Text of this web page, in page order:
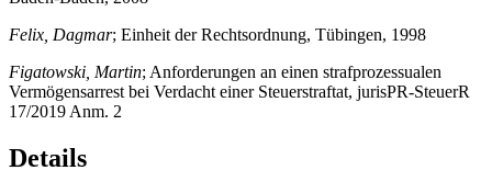
Felix, Dagmar; Einheit der Rechtsordnung, Tübingen, 1998
Figatowski, Martin; Anforderungen an einen strafprozessualen
Vermögensarrest bei Verdacht einer Steuerstraftat, jurisPR-SteuerR
17/2019 Anm. 2
Details